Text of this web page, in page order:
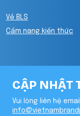
Về BLS
Cẩm nang kiến thức
CẬP NHẬT
Vui lòng liên hệ email